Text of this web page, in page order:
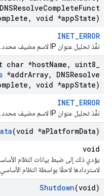
DNSResolveCompleteFunct
, void *appState)
INET_ERROR
نفِّذ تحليل عنوان IP لاسم مضيف محدد.
char *hostName , uint8
*addrArray,
DNSResolve
, void *appState)
INET_ERROR
نفِّذ تحليل عنوان IP لاسم مضيف محدد.
(void *aPlatformData)
void
يؤدي ذلك إلى ضبط بيانات النظام
لاستردادها لاحقًا بواسطة النظام الأساسي
Shutdown(void)